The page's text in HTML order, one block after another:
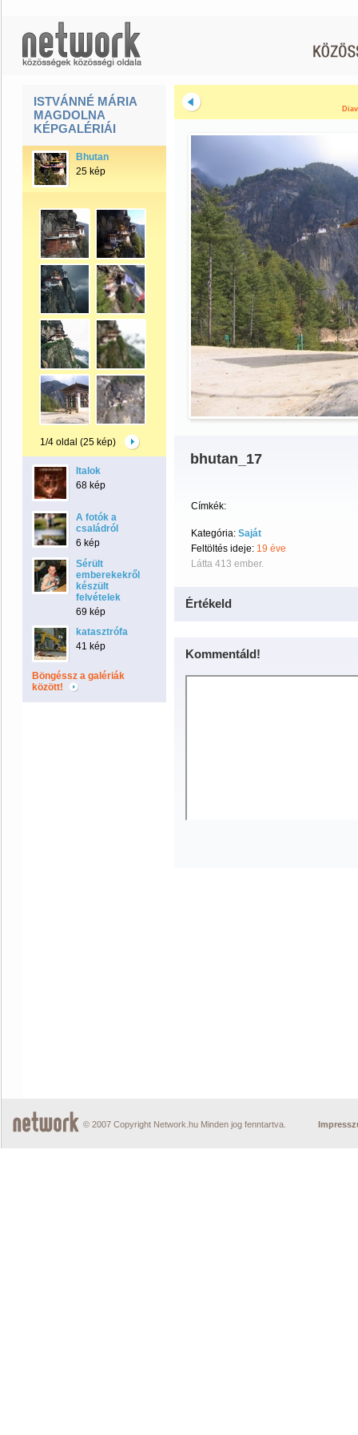
ISTVÁNNÉ MÁRIA
MAGDOLNA
KÉPGALÉRIÁI
Bhutan
25 kép
1/4 oldal (25 kép)
Italok
68 kép
A fotók a
családról
6 kép
Sérült
emberekekről
készült
felvételek
69 kép
katasztrófa
41 kép
Böngéssz a galériák
között!
bhutan_17
Címkék:
Kategória: Saját
Feltöltés ideje: 19 éve
Látta 413 ember.
Értékeld
Kommentáld!
© 2007 Copyright Network.hu Minden jog fenntartva.